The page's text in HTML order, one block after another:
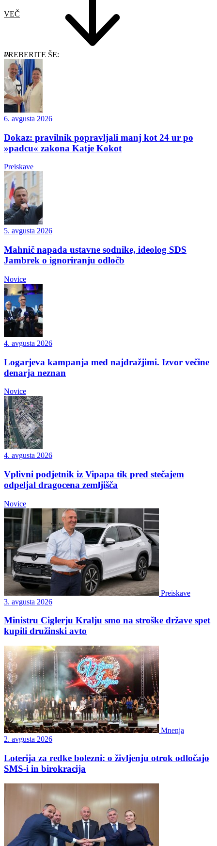
VEČ
PREBERITE ŠE:
6. avgusta 2026
Dokaz: pravilnik popravljali manj kot 24 ur po
»padcu« zakona Katje Kokot
Preiskave
5. avgusta 2026
Mahnič napada ustavne sodnike, ideolog SDS
Jambrek o ignoriranju odločb
Novice
4. avgusta 2026
Logarjeva kampanja med najdražjimi. Izvor večine
denarja neznan
Novice
4. avgusta 2026
Vplivni podjetnik iz Vipapa tik pred stečajem
odpeljal dragocena zemljišča
Novice
Preiskave
3. avgusta 2026
Ministru Ciglerju Kralju smo na stroške države spet
kupili družinski avto
Mnenja
2. avgusta 2026
Loterija za redke bolezni: o življenju otrok odločajo
SMS-i in birokracija